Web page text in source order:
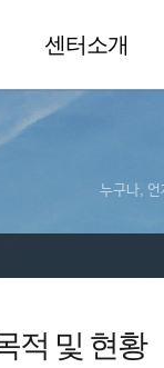
센터소개
누구나, 언
적 및 현황